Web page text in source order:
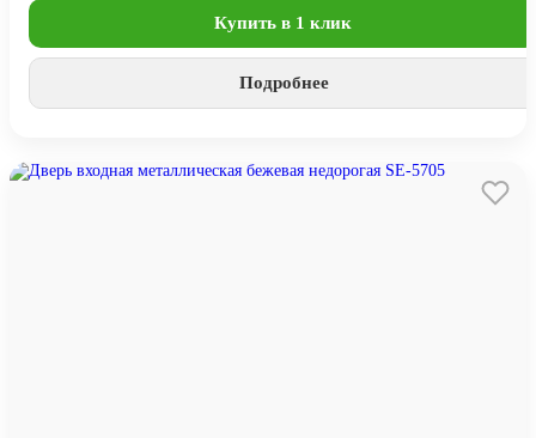
Купить в 1 клик
Подробнее